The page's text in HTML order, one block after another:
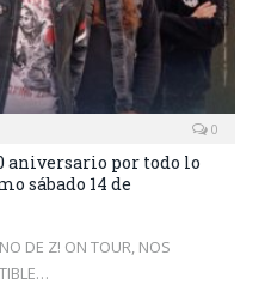
0
aniversario por todo lo
sábado 14 de
DE Z! ON TOUR, NOS